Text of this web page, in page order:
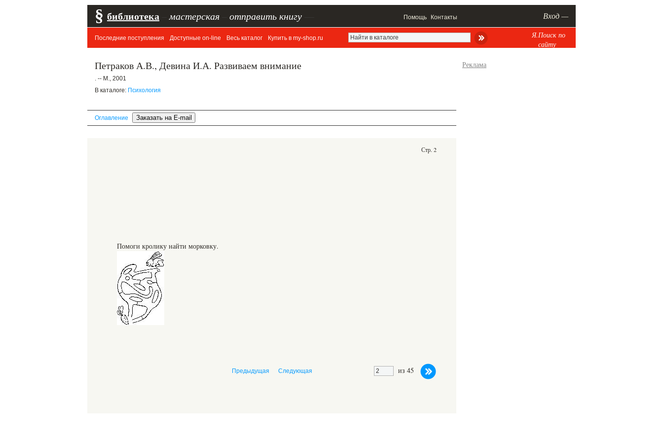
§ библиотека мастерская отправить книгу Помощь Контакты Вход —
Последние поступления Доступные on-line Весь каталог Купить в my-shop.ru
Я.Поиск по
сайту
Петраков А.В., Девина И.А. Развиваем внимание
. -- М., 2001
В каталоге: Психология
Оглавление
Стр. 2
Помоги кролику найти морковку.
из 45
Предыдущая Следующая
Реклама